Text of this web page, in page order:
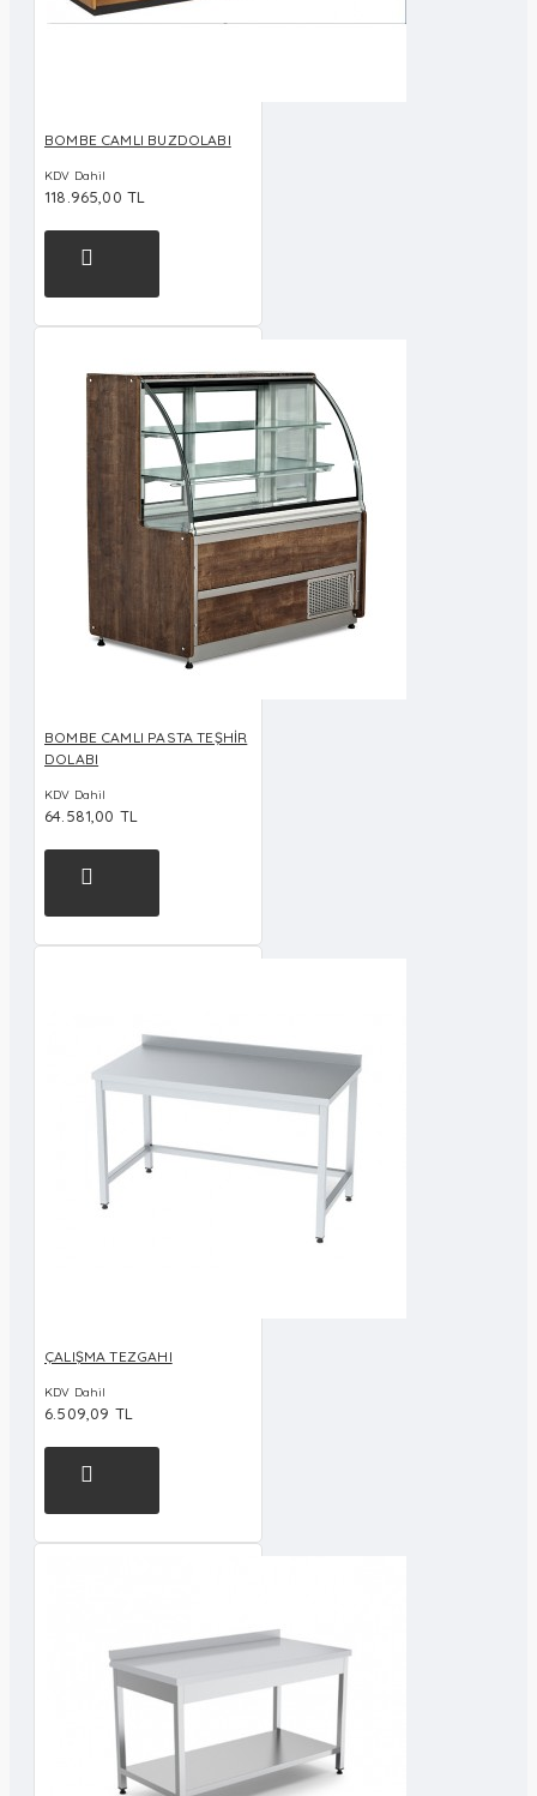
BOMBE CAMLI BUZDOLABI
KDV Dahil
118.965,00 TL
BOMBE CAMLI PASTA TEŞHİR
DOLABI
KDV Dahil
64.581,00 TL
ÇALIŞMA TEZGAHI
KDV Dahil
6.509,09 TL